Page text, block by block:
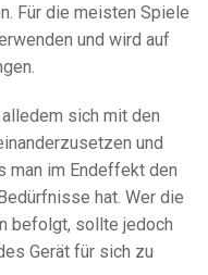
Für die meisten Spiele
und wird auf
sich mit den
und
man im Endeffekt den
hat. Wer die
befolgt, sollte jedoch
Gerät für sich zu